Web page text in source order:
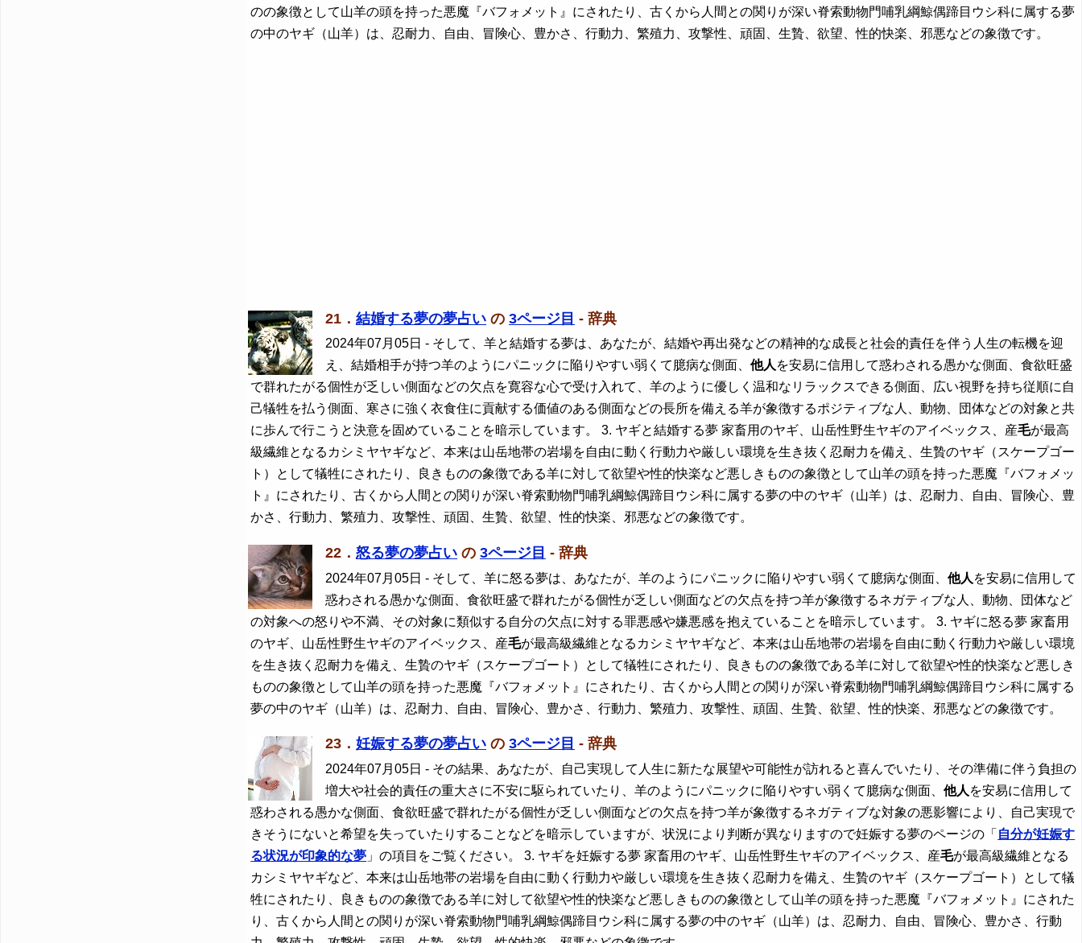
のの象徴として山羊の頭を持った悪魔『バフォメット』にされたり、古くから人間との関りが深い脊索動物門哺乳綱鯨偶蹄目ウシ科に属する夢
の中のヤギ（山羊）は、忍耐力、自由、冒険心、豊かさ、行動力、繁殖力、攻撃性、頑固、生贄、欲望、性的快楽、邪悪などの象徴です。
21． 結婚する夢の夢占い の 3ページ目 - 辞典
2024年07月05日 - そして、羊と結婚する夢は、あなたが、結婚や再出発などの精神的な成長と社会的責任を伴う人生の転機を迎
え、結婚相手が持つ羊のようにパニックに陥りやすい弱くて臆病な側面、 他人 を安易に信用して惑わされる愚かな側面、食欲旺盛
で群れたがる個性が乏しい側面などの欠点を寛容な心で受け入れて、羊のように優しく温和なリラックスできる側面、広い視野を持ち従順に自
己犠牲を払う側面、寒さに強く衣食住に貢献する価値のある側面などの長所を備える羊が象徴するポジティブな人、動物、団体などの対象と共
に歩んで行こうと決意を固めていることを暗示しています。 3. ヤギと結婚する夢 家畜用のヤギ、山岳性野生ヤギのアイベックス、産毛が最高
級繊維となるカシミヤヤギなど、本来は山岳地帯の岩場を自由に動く行動力や厳しい環境を生き抜く忍耐力を備え、生贄のヤギ（スケープゴー
ト）として犠牲にされたり、良きものの象徴である羊に対して欲望や性的快楽など悪しきものの象徴として山羊の頭を持った悪魔『バフォメッ
ト』にされたり、古くから人間との関りが深い脊索動物門哺乳綱鯨偶蹄目ウシ科に属する夢の中のヤギ（山羊）は、忍耐力、自由、冒険心、豊
かさ、行動力、繁殖力、攻撃性、頑固、生贄、欲望、性的快楽、邪悪などの象徴です。
22． 怒る夢の夢占い の 3ページ目 - 辞典
2024年07月05日 - そして、羊に怒る夢は、あなたが、羊のようにパニックに陥りやすい弱くて臆病な側面、 他人 を安易に信用して
惑わされる愚かな側面、食欲旺盛で群れたがる個性が乏しい側面などの欠点を持つ羊が象徴するネガティブな人、動物、団体など
の対象への怒りや不満、その対象に類似する自分の欠点に対する罪悪感や嫌悪感を抱えていることを暗示しています。 3. ヤギに怒る夢 家畜用
のヤギ、山岳性野生ヤギのアイベックス、産毛が最高級繊維となるカシミヤヤギなど、本来は山岳地帯の岩場を自由に動く行動力や厳しい環境
を生き抜く忍耐力を備え、生贄のヤギ（スケープゴート）として犠牲にされたり、良きものの象徴である羊に対して欲望や性的快楽など悪しき
ものの象徴として山羊の頭を持った悪魔『バフォメット』にされたり、古くから人間との関りが深い脊索動物門哺乳綱鯨偶蹄目ウシ科に属する
夢の中のヤギ（山羊）は、忍耐力、自由、冒険心、豊かさ、行動力、繁殖力、攻撃性、頑固、生贄、欲望、性的快楽、邪悪などの象徴です。
23． 妊娠する夢の夢占い の 3ページ目 - 辞典
2024年07月05日 - その結果、あなたが、自己実現して人生に新たな展望や可能性が訪れると喜んでいたり、その準備に伴う負担の
増大や社会的責任の重大さに不安に駆られていたり、羊のようにパニックに陥りやすい弱くて臆病な側面、 他人 を安易に信用して
惑わされる愚かな側面、食欲旺盛で群れたがる個性が乏しい側面などの欠点を持つ羊が象徴するネガティブな対象の悪影響により、自己実現で
きそうにないと希望を失っていたりすることなどを暗示していますが、状況により判断が異なりますので妊娠する夢のページの「 自分が妊娠す
る状況が印象的な夢 」の項目をご覧ください。 3. ヤギを妊娠する夢 家畜用のヤギ、山岳性野生ヤギのアイベックス、産毛が最高級繊維となる
カシミヤヤギなど、本来は山岳地帯の岩場を自由に動く行動力や厳しい環境を生き抜く忍耐力を備え、生贄のヤギ（スケープゴート）として犠
牲にされたり、良きものの象徴である羊に対して欲望や性的快楽など悪しきものの象徴として山羊の頭を持った悪魔『バフォメット』にされた
り、古くから人間との関りが深い脊索動物門哺乳綱鯨偶蹄目ウシ科に属する夢の中のヤギ（山羊）は、忍耐力、自由、冒険心、豊かさ、行動